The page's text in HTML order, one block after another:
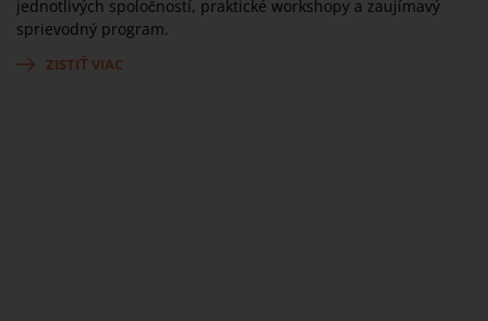
jednotlivých spoločností, praktické workshopy a zaujímavý
sprievodný program.
ZISTIŤ VIAC